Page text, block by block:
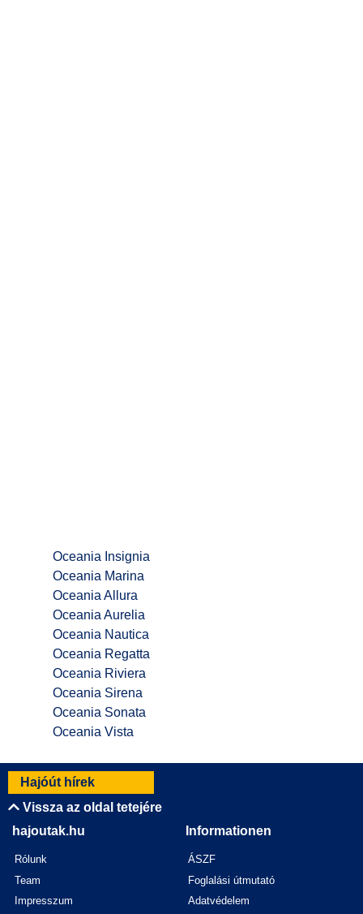
Oceania Insignia
Oceania Marina
Oceania Allura
Oceania Aurelia
Oceania Nautica
Oceania Regatta
Oceania Riviera
Oceania Sirena
Oceania Sonata
Oceania Vista
Hajóút hírek
Vissza az oldal tetejére
hajoutak.hu
Rólunk
Team
Impresszum
Informationen
ÁSZF
Foglalási útmutató
Adatvédelem